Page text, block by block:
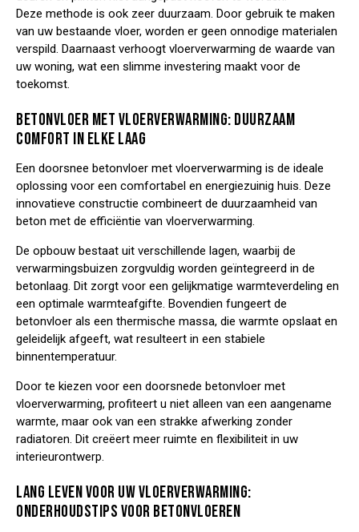
Deze methode is ook zeer duurzaam. Door gebruik te maken
van uw bestaande vloer, worden er geen onnodige materialen
verspild. Daarnaast verhoogt vloerverwarming de waarde van
uw woning, wat een slimme investering maakt voor de
toekomst.
BETONVLOER MET VLOERVERWARMING: DUURZAAM
COMFORT IN ELKE LAAG
Een doorsnee betonvloer met vloerverwarming is de ideale
oplossing voor een comfortabel en energiezuinig huis. Deze
innovatieve constructie combineert de duurzaamheid van
beton met de efficiëntie van vloerverwarming.
De opbouw bestaat uit verschillende lagen, waarbij de
verwarmingsbuizen zorgvuldig worden geïntegreerd in de
betonlaag. Dit zorgt voor een gelijkmatige warmteverdeling en
een optimale warmteafgifte. Bovendien fungeert de
betonvloer als een thermische massa, die warmte opslaat en
geleidelijk afgeeft, wat resulteert in een stabiele
binnentemperatuur.
Door te kiezen voor een doorsnede betonvloer met
vloerverwarming, profiteert u niet alleen van een aangename
warmte, maar ook van een strakke afwerking zonder
radiatoren. Dit creëert meer ruimte en flexibiliteit in uw
interieurontwerp.
LANG LEVEN VOOR UW VLOERVERWARMING:
ONDERHOUDSTIPS VOOR BETONVLOEREN